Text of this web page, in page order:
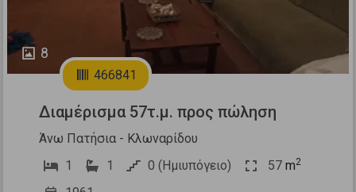
8
466841
Διαμέρισμα 57τ.μ. προς πώληση
Άνω Πατήσια - Κλωναρίδου
1
1 0 (Ημιυπόγειο) 57 m2